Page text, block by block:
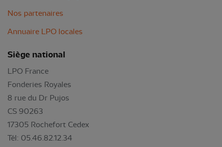
Nos partenaires
Annuaire LPO locales
Siège national
LPO France
Fonderies Royales
8 rue du Dr Pujos
CS 90263
17305 Rochefort Cedex
Tél: 05.46.82.12.34